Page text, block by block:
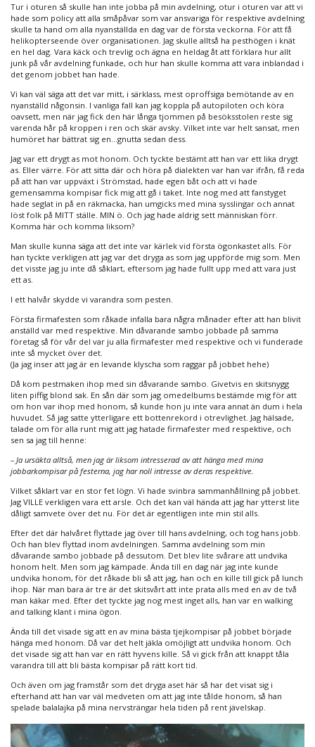
Tur i oturen så skulle han inte jobba på min avdelning, otur i oturen var att vi
hade som policy att alla småpåvar som var ansvariga för respektive avdelning
skulle ta hand om alla nyanställda en dag var de första veckorna. För att få
helikopterseende över organisationen. Jag skulle alltså ha pesthögen i knät
en hel dag. Vara käck och trevlig och ägna en heldag åt att förklara hur allt
junk på vår avdelning funkade, och hur han skulle komma att vara inblandad i
det genom jobbet han hade.
Vi kan väl säga att det var mitt, i särklass, mest oproffsiga bemötande av en
nyanställd någonsin. I vanliga fall kan jag koppla på autopiloten och köra
oavsett, men när jag fick den här långa tjommen på besöksstolen reste sig
varenda hår på kroppen i ren och skär avsky. Vilket inte var helt sansat, men
humöret har bättrat sig en…gnutta sedan dess.
Jag var ett drygt as mot honom. Och tyckte bestämt att han var ett lika drygt
as. Eller värre. För att sitta där och höra på dialekten var han var ifrån, få reda
på att han var uppväxt i Strömstad, hade egen båt och att vi hade
gemensamma kompisar fick mig att gå i taket. Inte nog med att fanstyget
hade seglat in på en räkmacka, han umgicks med mina sysslingar och annat
löst folk på MITT ställe. MIN ö. Och jag hade aldrig sett människan förr.
Komma här och komma liksom?
Man skulle kunna säga att det inte var kärlek vid första ögonkastet alls. För
han tyckte verkligen att jag var det dryga as som jag uppförde mig som. Men
det visste jag ju inte då såklart, eftersom jag hade fullt upp med att vara just
ett as.
I ett halvår skydde vi varandra som pesten.
Första firmafesten som råkade infalla bara några månader efter att han blivit
anställd var med respektive. Min dåvarande sambo jobbade på samma
företag så för vår del var ju alla firmafester med respektive och vi funderade
inte så mycket över det.
(Ja jag inser att jag är en levande klyscha som raggar på jobbet hehe)
Då kom pestmaken ihop med sin dåvarande sambo. Givetvis en skitsnygg
liten piffig blond sak. En sån där som jag omedelbums bestämde mig för att
om hon var ihop med honom, så kunde hon ju inte vara annat än dum i hela
huvudet. Så jag satte ytterligare ett bottenrekord i otrevlighet. Jag hälsade,
talade om för alla runt mig att jag hatade firmafester med respektive, och
sen sa jag till henne:
– Ja ursäkta alltså, men jag är liksom intresserad av att hänga med mina
jobbarkompisar på festerna, jag har noll intresse av deras respektive.
Vilket såklart var en stor fet lögn. Vi hade svinbra sammanhållning på jobbet.
Jag VILLE verkligen vara ett arsle. Och det kan väl hända att jag har ytterst lite
dåligt samvete över det nu. För det är egentligen inte min stil alls.
Efter det där halvåret flyttade jag över till hans avdelning, och tog hans jobb.
Och han blev flyttad inom avdelningen. Samma avdelning som min
dåvarande sambo jobbade på dessutom. Det blev lite svårare att undvika
honom helt. Men som jag kämpade. Ända till en dag när jag inte kunde
undvika honom, för det råkade bli så att jag, han och en kille till gick på lunch
ihop. När man bara är tre är det skitsvårt att inte prata alls med en av de två
man käkar med. Efter det tyckte jag nog mest inget alls, han var en walking
and talking klant i mina ögon.
Ända till det visade sig att en av mina bästa tjejkompisar på jobbet började
hänga med honom. Då var det helt jäkla omöjligt att undvika honom. Och
det visade sig att han var en rätt hyvens kille. Så vi gick från att knappt tåla
varandra till att bli bästa kompisar på rätt kort tid.
Och även om jag framstår som det dryga aset här så har det visat sig i
efterhand att han var väl medveten om att jag inte tålde honom, så han
spelade balalajka på mina nervsträngar hela tiden på rent jävelskap.